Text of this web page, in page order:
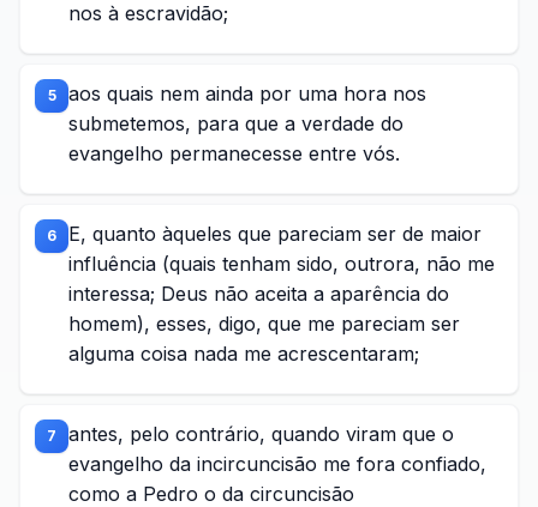
nos à escravidão;
5
aos quais nem ainda por uma hora nos
submetemos, para que a verdade do
evangelho permanecesse entre vós.
6
E, quanto àqueles que pareciam ser de maior
influência (quais tenham sido, outrora, não me
interessa; Deus não aceita a aparência do
homem), esses, digo, que me pareciam ser
alguma coisa nada me acrescentaram;
7
antes, pelo contrário, quando viram que o
evangelho da incircuncisão me fora confiado,
como a Pedro o da circuncisão